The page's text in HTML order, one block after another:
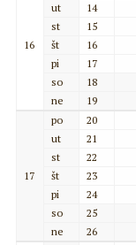
16
ut
14
st
15
št
16
pi
17
so
18
ne
19
17
po
20
ut
21
st
22
št
23
pi
24
so
25
ne
26